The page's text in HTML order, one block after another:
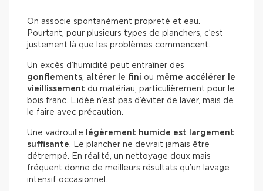
On associe spontanément propreté et eau.
Pourtant, pour plusieurs types de planchers, c’est
justement là que les problèmes commencent.
Un excès d’humidité peut entraîner des
gonflements altérer le fini ou même accélérer le
vieillissement du matériau, particulièrement pour le
bois franc. L’idée n’est pas d’éviter de laver, mais de
le faire avec précaution.
Une vadrouille
légèrement humide est largement
suffisante . Le plancher ne devrait jamais être
détrempé. En réalité, un nettoyage doux mais
fréquent donne de meilleurs résultats qu’un lavage
intensif occasionnel.